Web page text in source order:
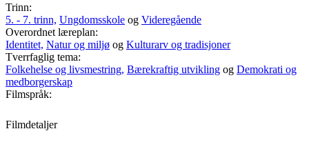
Trinn:
5. - 7. trinn, Ungdomsskole og Videregående
Overordnet læreplan:
Identitet, Natur og miljø og Kulturarv og tradisjoner
Tverrfaglig tema:
Folkehelse og livsmestring, Bærekraftig utvikling og Demokrati og
medborgerskap
Filmspråk:
Filmdetaljer